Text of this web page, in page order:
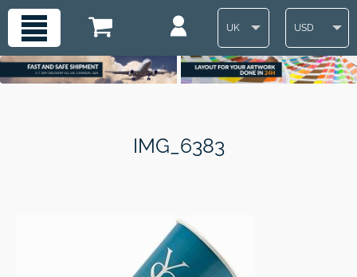
UK USD
IMG_6383